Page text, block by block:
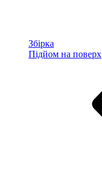
Збірка
Підйом на поверх